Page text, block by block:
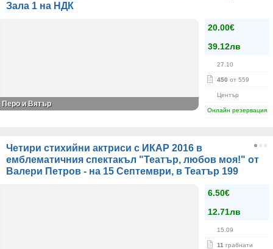
Зала 1 на НДК
20.00€
39.12лв
27.10
450 от 559
Център
Онлайн резервация
Перо и Вятър
Четири стихийни актриси с ИКАР 2016 в
емблематичния спектакъл "Театър, любов моя!" от
Валери Петров - на 15 Септември, в Театър 199
6.50€
12.71лв
15.09
11 грабнати